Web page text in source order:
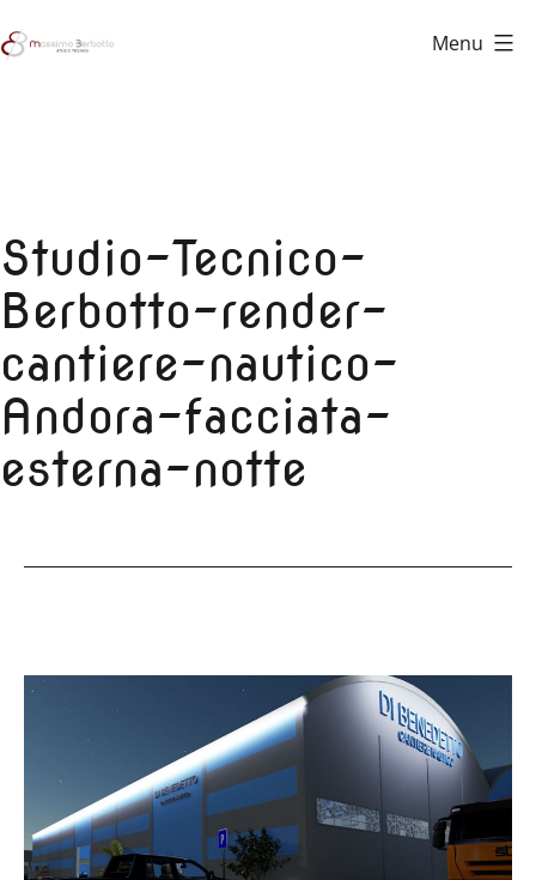
al
Menu
Studio-Tecnico-
Berbotto-render-
cantiere-nautico-
Andora-facciata-
esterna-notte